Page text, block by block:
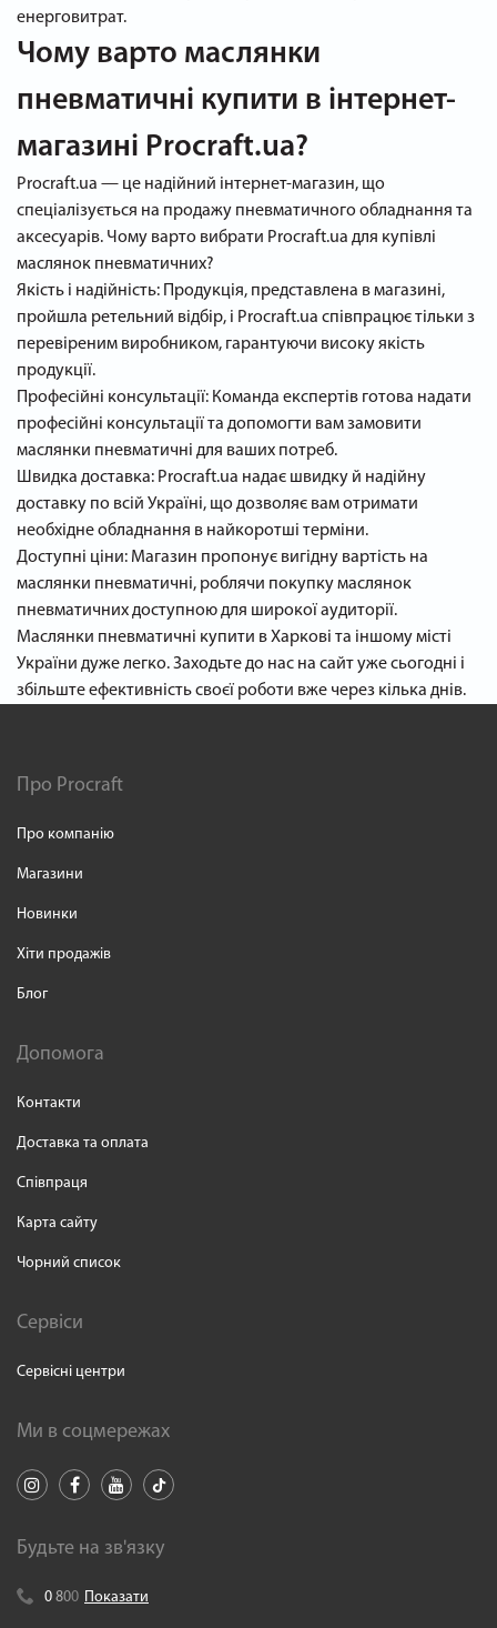
енерговитрат.
Чому варто маслянки
пневматичні купити в інтернет-
магазині Procraft.ua?
Procraft.ua — це надійний інтернет-магазин, що
спеціалізується на продажу пневматичного обладнання та
аксесуарів. Чому варто вибрати Procraft.ua для купівлі
маслянок пневматичних?
Якість і надійність: Продукція, представлена в магазині,
пройшла ретельний відбір, і Procraft.ua співпрацює тільки з
перевіреним виробником, гарантуючи високу якість
продукції.
Професійні консультації: Команда експертів готова надати
професійні консультації та допомогти вам замовити
маслянки пневматичні для ваших потреб.
Швидка доставка: Procraft.ua надає швидку й надійну
доставку по всій Україні, що дозволяє вам отримати
необхідне обладнання в найкоротші терміни.
Доступні ціни: Магазин пропонує вигідну вартість на
маслянки пневматичні, роблячи покупку маслянок
пневматичних доступною для широкої аудиторії.
Маслянки пневматичні купити в Харкові та іншому місті
України дуже легко. Заходьте до нас на сайт уже сьогодні і
збільште ефективність своєї роботи вже через кілька днів.
Про Procraft
Про компанію
Магазини
Новинки
Хіти продажів
Блог
Допомога
Контакти
Доставка та оплата
Співпраця
Карта сайту
Чорний список
Сервіси
Сервісні центри
Ми в соцмережах
Будьте на зв'язку
0 800 Показати